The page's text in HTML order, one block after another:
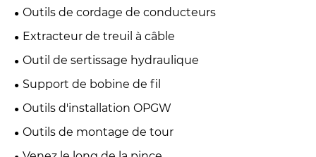
Outils de cordage de conducteurs
Extracteur de treuil à câble
Outil de sertissage hydraulique
Support de bobine de fil
Outils d'installation OPGW
Outils de montage de tour